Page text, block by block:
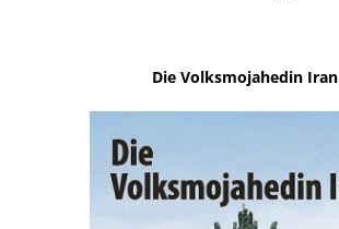
Die Volksmojahedin Iran